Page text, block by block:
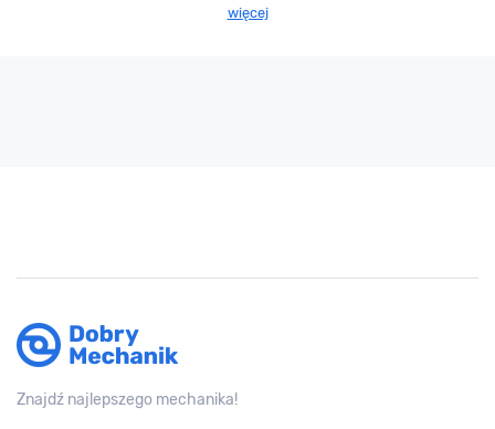
więcej
Znajdź najlepszego mechanika!